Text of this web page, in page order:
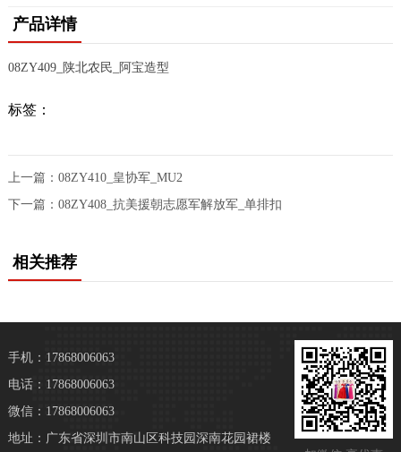
产品详情
08ZY409_陕北农民_阿宝造型
标签：
上一篇： 08ZY410_皇协军_MU2
下一篇： 08ZY408_抗美援朝志愿军解放军_单排扣
相关推荐
手机：17868006063
电话：17868006063
微信：17868006063
地址：广东省深圳市南山区科技园深南花园裙楼